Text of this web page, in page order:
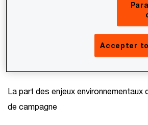
Archétypes des villes à horizon 2032
La part des enjeux environnementaux
de campagne
Accepter